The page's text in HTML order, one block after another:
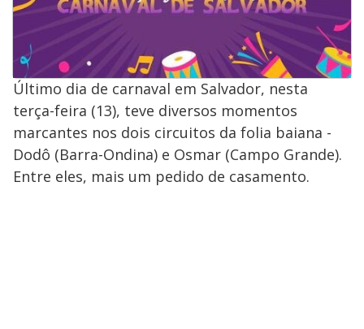
Último dia de carnaval em Salvador, nesta
terça-feira (13), teve diversos momentos
marcantes nos dois circuitos da folia baiana -
Dodô (Barra-Ondina) e Osmar (Campo Grande).
Entre eles, mais um pedido de casamento.